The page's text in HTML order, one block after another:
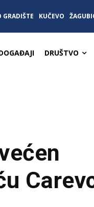
GRADIŠTE KUČEVO
DRUŠTVO